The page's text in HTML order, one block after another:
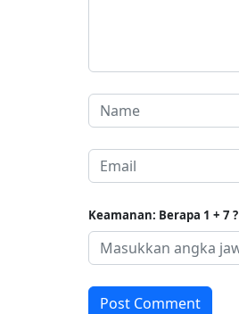
Keamanan: Berapa 1 + 7 ?
Post Comment